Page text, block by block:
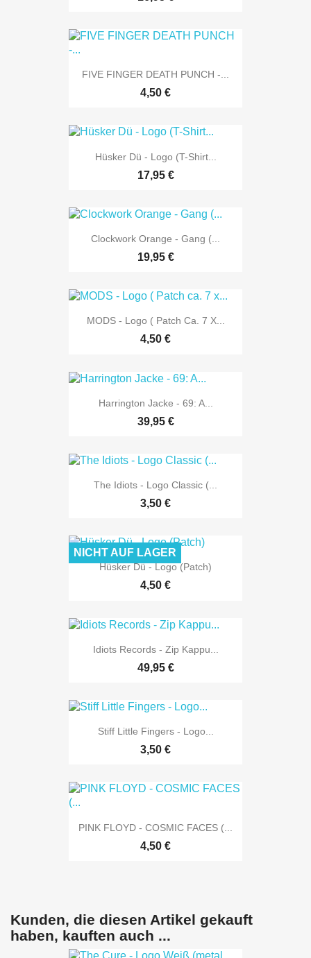
FIVE FINGER DEATH PUNCH -...
4,50 €
Hüsker Dü - Logo (T-Shirt...
17,95 €
Clockwork Orange - Gang (...
19,95 €
MODS - Logo ( Patch Ca. 7 X...
4,50 €
Harrington Jacke - 69: A...
39,95 €
The Idiots - Logo Classic (...
3,50 €
Hüsker Dü - Logo (Patch)
4,50 €
NICHT AUF LAGER
Idiots Records - Zip Kappu...
49,95 €
Stiff Little Fingers - Logo...
3,50 €
PINK FLOYD - COSMIC FACES (...
4,50 €
Kunden, die diesen Artikel gekauft
haben, kauften auch ...